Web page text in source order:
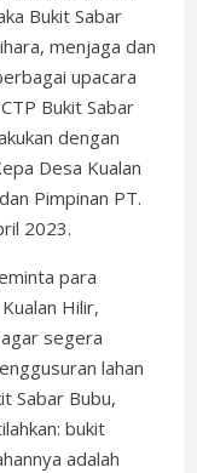
Bukit Sabar
menjaga dan
upacara
Bukit Sabar
dengan
Desa Kualan
Pimpinan PT.
2023.
para
Hilir,
segera
lahan
Sabar Bubu,
bukit
adalah